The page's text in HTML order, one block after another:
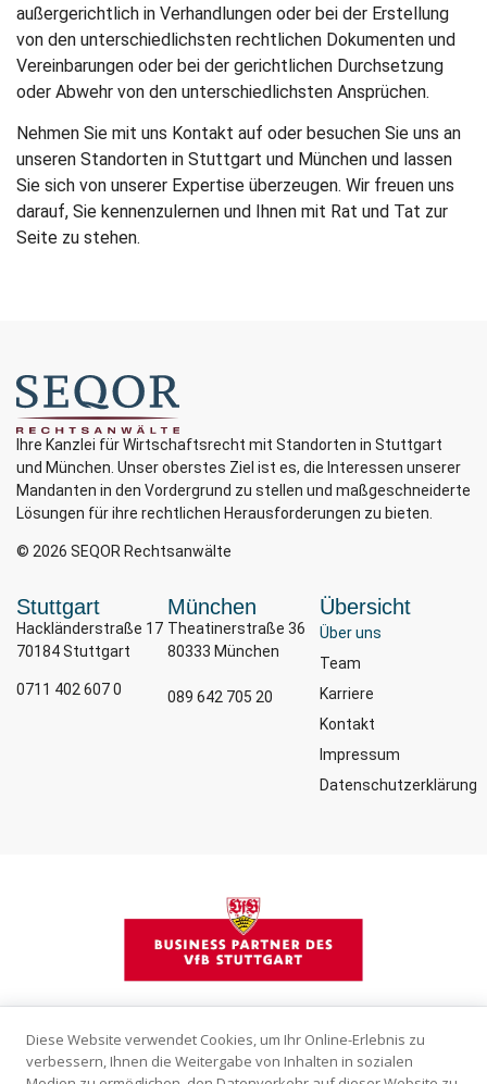
außergerichtlich in Verhandlungen oder bei der Erstellung
von den unterschiedlichsten rechtlichen Dokumenten und
Vereinbarungen oder bei der gerichtlichen Durchsetzung
oder Abwehr von den unterschiedlichsten Ansprüchen.
Nehmen Sie mit uns Kontakt auf oder besuchen Sie uns an
unseren Standorten in Stuttgart und München und lassen
Sie sich von unserer Expertise überzeugen. Wir freuen uns
darauf, Sie kennenzulernen und Ihnen mit Rat und Tat zur
Seite zu stehen.
Ihre Kanzlei für Wirtschaftsrecht mit Standorten in Stuttgart
und München. Unser oberstes Ziel ist es, die Interessen unserer
Mandanten in den Vordergrund zu stellen und maßgeschneiderte
Lösungen für ihre rechtlichen Herausforderungen zu bieten.
© 2026 SEQOR Rechtsanwälte
Stuttgart
Hackländerstraße 17
70184 Stuttgart
0711 402 607 0
München
Theatinerstraße 36
80333 München
089 642 705 20
Übersicht
Über uns
Team
Karriere
Kontakt
Impressum
Datenschutzerklärung
Diese Website verwendet Cookies, um Ihr Online-Erlebnis zu
verbessern, Ihnen die Weitergabe von Inhalten in sozialen